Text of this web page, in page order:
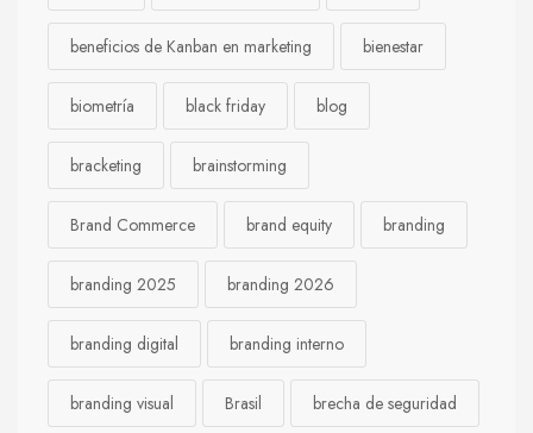
beneficios de Kanban en marketing bienestar
biometría black friday blog
bracketing brainstorming
Brand Commerce brand equity branding
branding 2025 branding 2026
branding digital branding interno
branding visual Brasil brecha de seguridad